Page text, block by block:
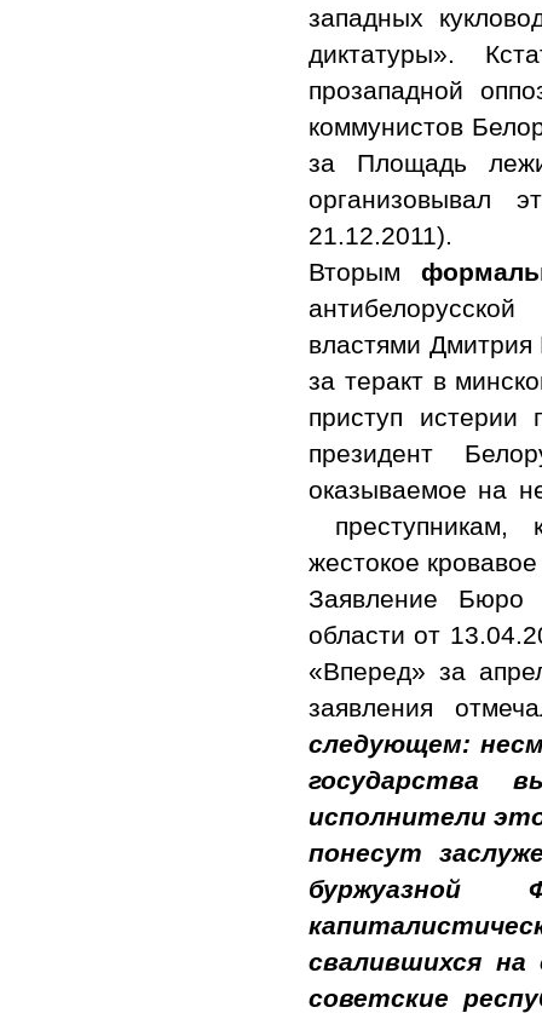
западных
диктатуры».
прозападной
коммунистов
за Площадь
организовывал
21.12.2011).
Вторым
властями
за теракт в
приступ
президент
оказываемое на
преступникам,
жестокое
Заявление
области от
«Вперед» за
заявления
следующем:
государства
исполнители
понесут
свалившихся
советские